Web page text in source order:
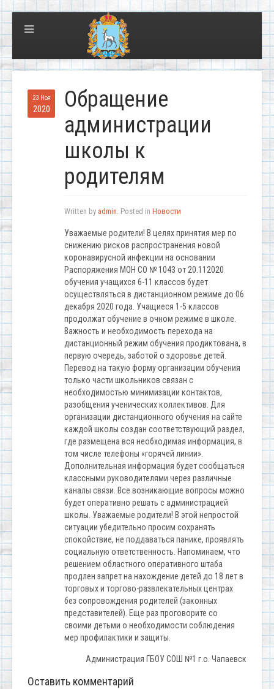
23 Ноя
2020
Обращение
администрации
школы к
родителям
Written by admin. Posted in Новости
Уважаемые родители! В целях принятия мер по
снижению рисков распространения новой
коронавирусной инфекции на основании
Распоряжения МОН СО № 1043 от 20.112020
обучения учащихся 6-11 классов будет
осуществляться в дистанционном режиме до 06
декабря 2020 года. Учащиеся 1-5 классов
продолжат обучение в очном режиме в школе.
Важность и необходимость перехода на
дистанционный режим обучения продиктована, в
первую очередь, заботой о здоровье детей.
Перевод на такую форму организации обучения
только части школьников связан с
необходимостью минимизации контактов,
разобщения ученических коллективов. Для
организации дистанционного обучения на сайте
каждой школы создан соответствующий раздел,
где размещена вся необходимая информация, в
том числе телефоны «горячей линии».
Дополнительная информация будет сообщаться
классными руководителями через различные
каналы связи. Все возникающие вопросы можно
будет оперативно решать с администрацией
школы. Уважаемые родители! В этой непростой
ситуации убедительно просим сохранять
спокойствие, не поддаваться панике, проявлять
социальную ответственность. Напоминаем, что
решением областного оперативного штаба
продлен запрет на нахождение детей до 18 лет в
торговых и торгово-развлекательных центрах
без сопровождения родителей (законных
представителей). Еще раз проговорите со
своими детьми о необходимости соблюдения
мер профилактики и защиты.
Администрация ГБОУ СОШ №1 г.о. Чапаевск
Оставить комментарий